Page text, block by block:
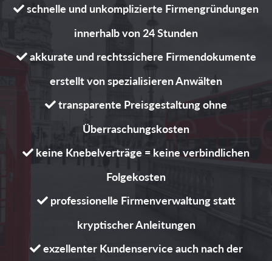
 schnelle und unkomplizierte Firmengründungen
innerhalb von 24 Stunden
akkurate und rechtssichere Firmendokumente
erstellt von spezialisieren Anwälten
 transparente Preisgestaltung ohne
Überraschungskosten
 keine Knebelverträge = keine verbindlichen
Folgekosten
professionelle Firmenverwaltung statt
kryptischer Anleitungen
exzellenter Kundenservice auch nach der